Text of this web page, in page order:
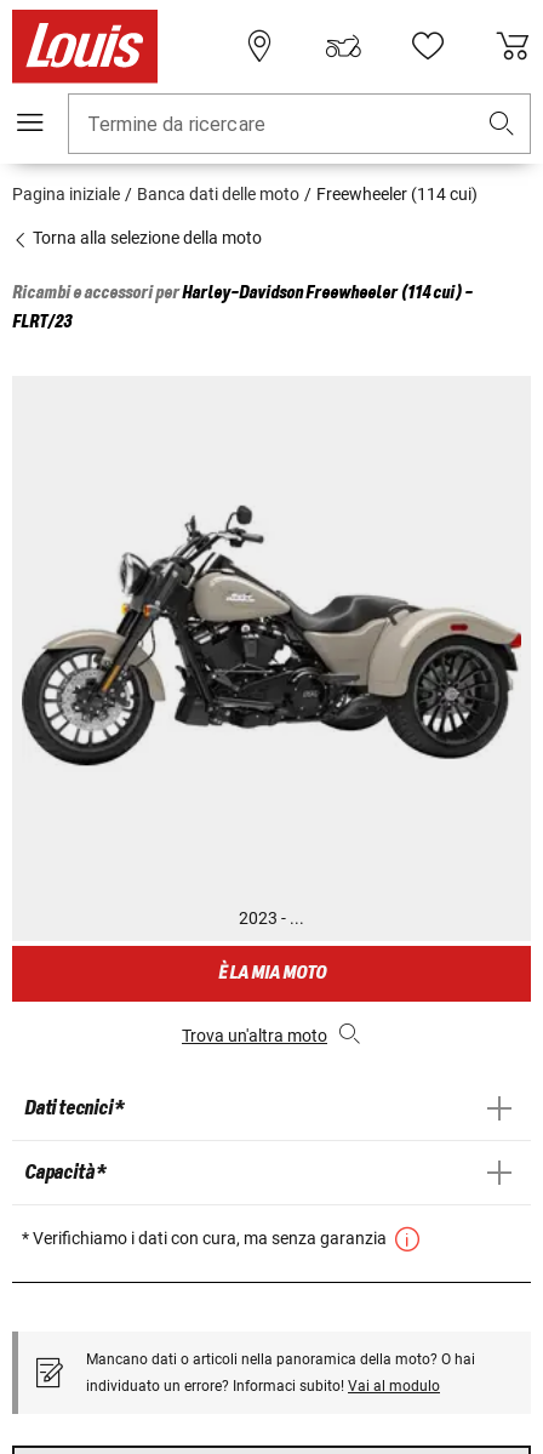
Termine da ricercare
Pagina iniziale Banca dati delle moto Freewheeler (114 cui)
Torna alla selezione della moto
Ricambi e accessori perHarley-DavidsonFreewheeler (114 cui) -
FLRT/23
2023 - ...
È LA MIA MOTO
Trova un'altra moto
Dati tecnici *
Capacità *
* Verifichiamo i dati con cura, ma senza garanzia
Mancano dati o articoli nella panoramica della moto? O hai
individuato un errore? Informaci subito! Vai al modulo